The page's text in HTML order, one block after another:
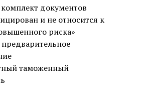
документов
и не относится к
риска»
таможенный